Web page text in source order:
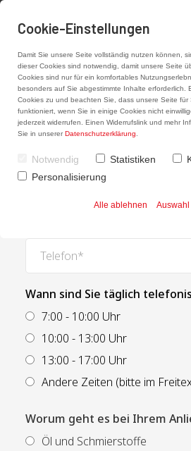
Kontakt
Wann sind Sie täglich
7:00 - 10:00 Uhr
10:00 - 13:00 Uhr
13:00 - 17:00 Uhr
Andere Zeiten (bitte im
Worum geht es bei Ihrem
Öl und Schmierstoffe
Cookie-Einstellungen
Damit Sie unsere Seite vollständig nutzen können,
dieser Cookies sind notwendig, damit unsere Seite
Cookies sind nur für ein komfortables
besonders auf Sie abgestimmte Inhalte erforderlich.
Cookies zu und beachten Sie, dass unsere Seite für
funktioniert, wenn Sie in einige Cookies nicht
jederzeit widerrufen. Einen Widerrufslink und mehr
Sie in unserer Datenschutzerklärung
Notwendig Statistiken
Personalisierung
Alle ablehnen